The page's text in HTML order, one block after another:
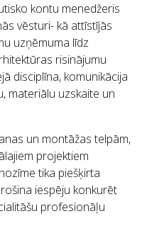
kontu menedžeris
vēsturi- kā attīstījās
uzņēmuma līdz
risinājumu
disciplīna, komunikācija
materiālu uzskaite un
un montāžas telpām,
projektiem
tika piešķirta
iespēju konkurēt
profesionāļu